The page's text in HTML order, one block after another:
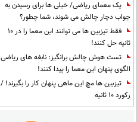
یک معمای ریاضی/ خیلی ها برای رسیدن به
جواب دچار چالش می شوند، شما چطور؟
فقط تیزبین ها می توانند این معما را در 10
ثانیه حل کنند!
تست هوش چالش برانگیز: نابغه های ریاضی
الگوی پنهان این معما را پیدا کنند!
تیزبین ها مچ این ماهی پنهان کار را بگیرند! /
رکورد 10 ثانیه